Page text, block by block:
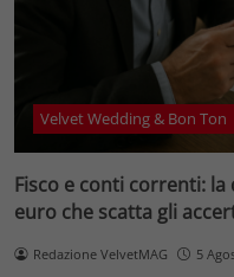
Velvet Wedding & Bon Ton
Fisco e conti correnti: la
euro che scatta gli
Redazione VelvetMAG 5